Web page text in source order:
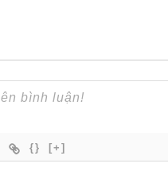
{} [+]